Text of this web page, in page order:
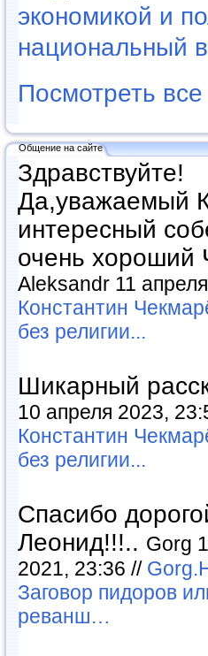
экономикой и
национальный
Посмотреть все
Общение на сайте
Здравствуйте!
Да,уважаемый
интересный
очень хороший
Aleksandr 11
Константин
без религии...
Шикарный
10 апреля 2023,
Константин
без религии...
Спасибо
Леонид!!!.. Gorg
2021, 23:36 //
Заговор пидоров
реванш…